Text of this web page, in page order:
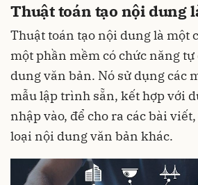
Thuật toán tạo nội dung
Thuật toán tạo nội dung là một
một phần mềm có chức năng tự
dung văn bản. Nó sử dụng các
mẫu lập trình sẵn, kết hợp với
nhập vào, để cho ra các bài
loại nội dung văn bản khác.